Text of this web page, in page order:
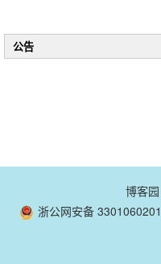
公告
博客园
浙公网安备